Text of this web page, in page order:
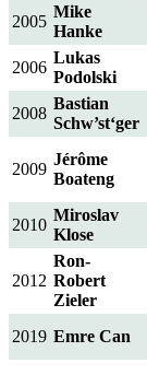
2005
Mike
Hanke
2006
Lukas
Podolski
2008
Bastian
Schw’st‘ger
2009
Jérôme
Boateng
2010
Miroslav
Klose
2012
Ron-
Robert
Zieler
2019 Emre Can